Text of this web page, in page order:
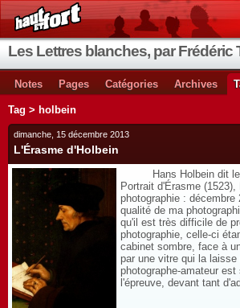
Les Lettres blanches, par Frédéric
Notes Pages Catégories Archives
Tag > holbein
dimanche, 15 décembre 2013
L'Érasme d'Holbein
Hans Holbein dit le
Portrait d'Érasme
photographie :
qualité de ma
qu'il est très difficile de
photographie, celle-ci
cabinet sombre, face à
par une vitre qui la laisse
photographe-amateur
l'épreuve, devant tant